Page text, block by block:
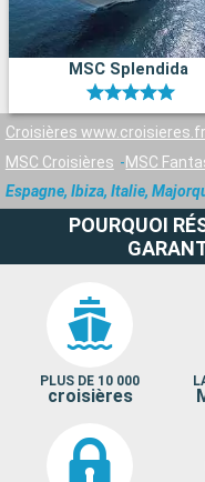
MSC Splendida
Croisières www.croisieres.fr
MSC Croisières
MSC
Espagne, Ibiza, Italie,
POURQUOI
PLUS DE 10 000
croisières